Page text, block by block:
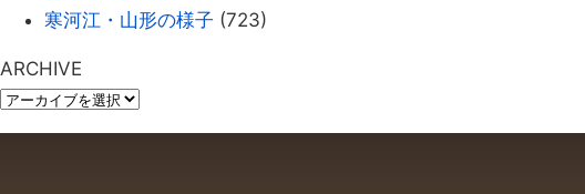
寒河江・山形の様子 (723)
ARCHIVE